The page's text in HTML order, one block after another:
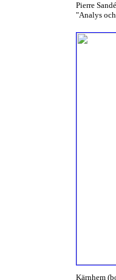
Pierre
"Analys
Kärnhem